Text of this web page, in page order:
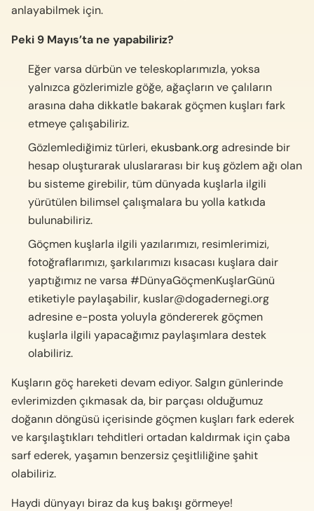
anlayabilmek için.
Peki 9 Mayıs’ta ne yapabiliriz?
Eğer varsa dürbün ve teleskoplarımızla, yoksa
yalnızca gözlerimizle göğe, ağaçların ve çalıların
arasına daha dikkatle bakarak göçmen kuşları fark
etmeye çalışabiliriz.
Gözlemlediğimiz türleri,ekusbank.orgadresinde bir
hesap oluşturarak uluslararası bir kuş gözlem ağı olan
bu sisteme girebilir, tüm dünyada kuşlarla ilgili
yürütülen bilimsel çalışmalara bu yolla katkıda
bulunabiliriz.
Göçmen kuşlarla ilgili yazılarımızı, resimlerimizi,
fotoğraflarımızı, şarkılarımızı kısacası kuşlara dair
yaptığımız ne varsa #DünyaGöçmenKuşlarGünü
etiketiyle paylaşabilir, kuslar@dogadernegi.org
adresine e-posta yoluyla göndererek göçmen
kuşlarla ilgili yapacağımız paylaşımlara destek
olabiliriz.
Kuşların göç hareketi devam ediyor. Salgın günlerinde
evlerimizden çıkmasak da, bir parçası olduğumuz
doğanın döngüsü içerisinde göçmen kuşları fark ederek
ve karşılaştıkları tehditleri ortadan kaldırmak için çaba
sarf ederek, yaşamın benzersiz çeşitliliğine şahit
olabiliriz.
Haydi dünyayı biraz da kuş bakışı görmeye!